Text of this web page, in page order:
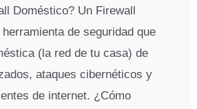
Doméstico? Un Firewall
de seguridad que
(la red de tu casa) de
ataques cibernéticos y
de internet. ¿Cómo